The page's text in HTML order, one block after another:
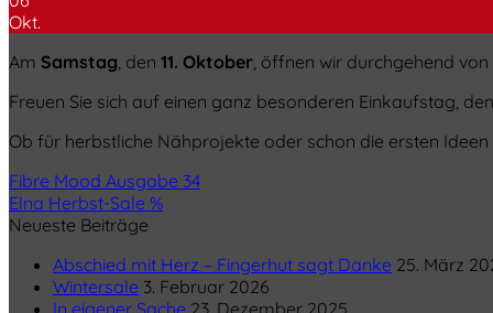
Okt.
Am Samstag , den 11. Oktober , öffnen wir durchgehend von
Freuen Sie sich auf einen ganz besonderen Einkaufstag,
Ob für herbstliche Nähprojekte oder schon die ersten
Fibre Mood Ausgabe 34
Elna Herbst-Sale %
Neueste Beiträge
Abschied mit Herz – Fingerhut sagt Danke 25. März
Wintersale 3. Februar 2026
In eigener Sache 23. Dezember 2025